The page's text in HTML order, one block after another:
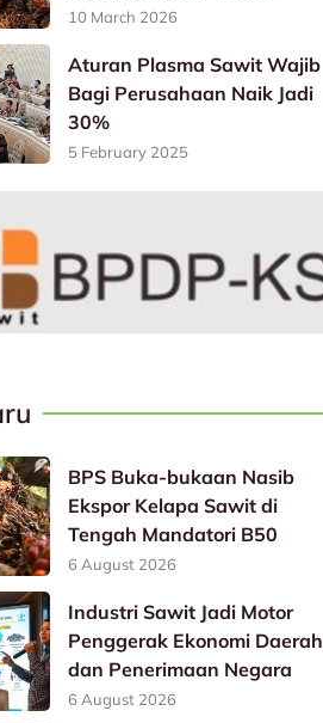
10 March 2026
Aturan Plasma Sawit Wajib
Bagi Perusahaan Naik Jadi
30%
5 February 2025
BPS Buka-bukaan Nasib
Ekspor Kelapa Sawit di
Tengah Mandatori B50
6 August 2026
Industri Sawit Jadi Motor
Penggerak Ekonomi Daerah
dan Penerimaan Negara
6 August 2026